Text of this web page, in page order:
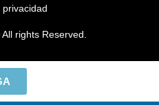
privacidad
rights Reserved.